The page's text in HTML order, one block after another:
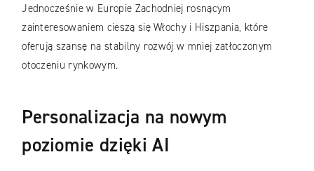
Jednocześnie w Europie Zachodniej rosnącym
zainteresowaniem cieszą się Włochy i Hiszpania, które
oferują szansę na stabilny rozwój w mniej zatłoczonym
otoczeniu rynkowym.
Personalizacja na nowym
poziomie dzięki AI